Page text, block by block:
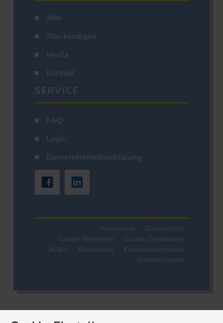
Abo
Abo kündigen
Media
Kontakt
SERVICE
FAQ
Login
Barrierefreiheitserklärung
Impressum
Datenschutz
Cookie-Richtlinien
Cookie-Einstellung
AGB's
Mediadaten
Kundeninformation
Widerrufsrecht